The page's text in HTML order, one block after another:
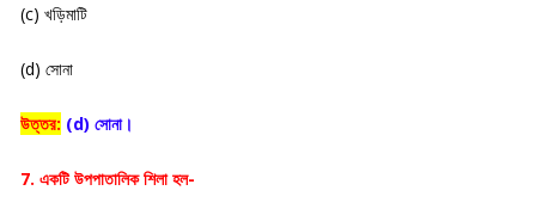
(c) খড়িমাটি
(d) সোনা
উত্তর: (d) সোনা।
7. একটি উপপাতালিক শিলা হল-